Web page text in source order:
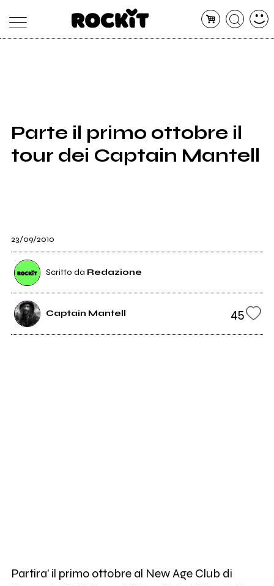
SHOP
RADIO
Parte il primo ottobre il
tour dei Captain Mantell
23/09/2010
Scritto da Redazione
Captain Mantell 45
Partira' il primo ottobre al New Age Club di